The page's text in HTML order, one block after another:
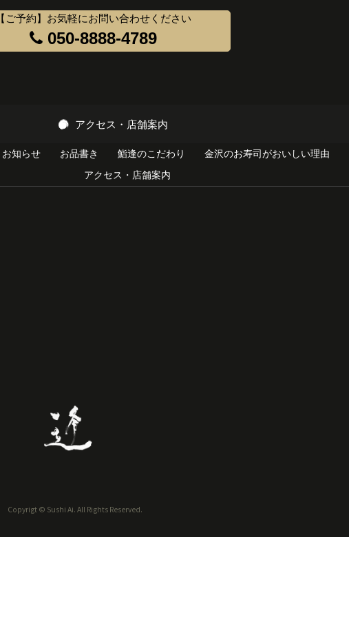
【ご予約】お気軽にお問い合わせください
050-8888-4789
アクセス・店舗案内
お知らせ お品書き 鮨逢のこだわり
金沢のお寿司がおいしい理由
アクセス・店舗案内
Copyrigt © Sushi Ai. All Rights Reserved.